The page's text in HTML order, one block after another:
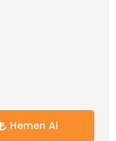
Hemen Al